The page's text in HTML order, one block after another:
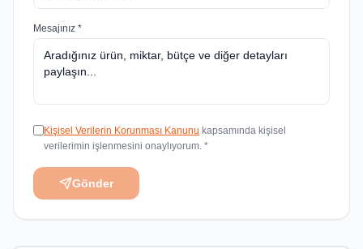
Mesajınız *
Kişisel Verilerin Korunması Kanunu kapsamında kişisel
verilerimin işlenmesini onaylıyorum. *
Gönder